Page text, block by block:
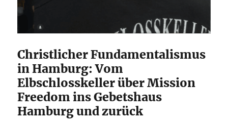
Christlicher Fundamentalismus
in Hamburg: Vom
Elbschlosskeller über Mission
Freedom ins Gebetshaus
Hamburg und zurück